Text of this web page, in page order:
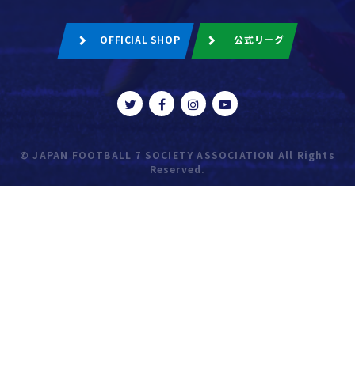
OFFICIAL SHOP 公式リーグ
© JAPAN FOOTBALL 7 SOCIETY ASSOCIATION All Rights
Reserved.